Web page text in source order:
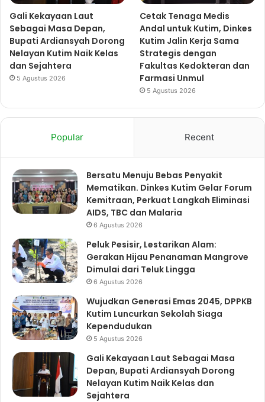
Gali Kekayaan Laut
Sebagai Masa Depan,
Bupati Ardiansyah Dorong
Nelayan Kutim Naik Kelas
dan Sejahtera
5 Agustus 2026
Cetak Tenaga Medis
Andal untuk Kutim, Dinkes
Kutim Jalin Kerja Sama
Strategis dengan
Fakultas Kedokteran dan
Farmasi Unmul
5 Agustus 2026
Popular Recent
Bersatu Menuju Bebas Penyakit
Mematikan. Dinkes Kutim Gelar Forum
Kemitraan, Perkuat Langkah Eliminasi
AIDS, TBC dan Malaria
6 Agustus 2026
Peluk Pesisir, Lestarikan Alam:
Gerakan Hijau Penanaman Mangrove
Dimulai dari Teluk Lingga
6 Agustus 2026
Wujudkan Generasi Emas 2045, DPPKB
Kutim Luncurkan Sekolah Siaga
Kependudukan
5 Agustus 2026
Gali Kekayaan Laut Sebagai Masa
Depan, Bupati Ardiansyah Dorong
Nelayan Kutim Naik Kelas dan
Sejahtera